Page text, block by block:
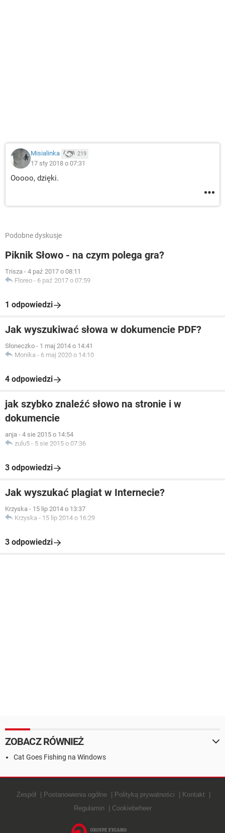
Misialinka 219
17 sty 2018 o 07:31
Ooooo, dzięki.
Podobne dyskusje
Piknik Słowo - na czym polega gra?
Trisza - 4 paź 2017 o 08:11
Floreo - 6 paź 2017 o 07:59
1 odpowiedzi
Jak wyszukiwać słowa w dokumencie PDF?
Słoneczko - 1 maj 2014 o 14:41
Monika - 6 maj 2020 o 14:10
4 odpowiedzi
jak szybko znaleźć słowo na stronie i w
dokumencie
anja - 4 sie 2015 o 14:54
zulu5 - 5 sie 2015 o 07:36
3 odpowiedzi
Jak wyszukać plagiat w Internecie?
Krzyska - 15 lip 2014 o 13:37
Krzyska - 15 lip 2014 o 16:29
3 odpowiedzi
ZOBACZ RÓWNIEŻ
Cat Goes Fishing na Windows
Zespół Postanowienia ogólne Polityką prywatności
Kontakt
Regulamin
Cookiebeheer